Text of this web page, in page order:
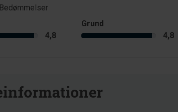
4,8
Grund
4,8